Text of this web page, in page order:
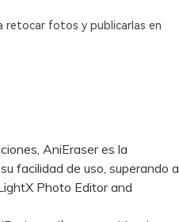
retocar fotos y publicarlas en
AniEraser es la
facilidad de uso, superando a
Photo Editor and